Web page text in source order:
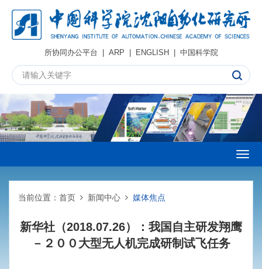
所协同办公平台 | ARP | ENGLISH| 中国科学院
当前位置： 首页 新闻中心 媒体焦点
新华社（2018.07.26）：我国自主研发翔鹰
－２００大型无人机完成研制试飞任务